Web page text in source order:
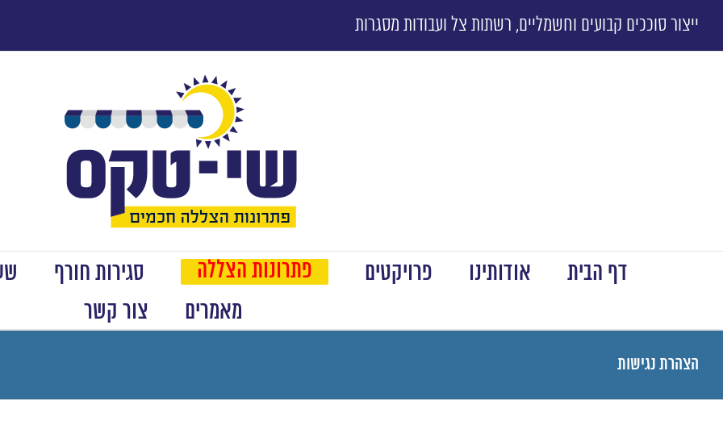
ייצור סוככים קבועים וחשמליים, רשתות צל ועבודות מסגרות
דף הבית אודותינו פרויקטים פתרונות הצללה סגירות חורף
מאמרים
צור קשר
הצהרת נגישות